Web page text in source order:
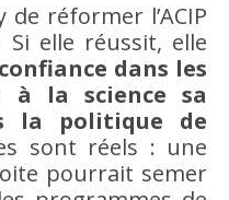
de réformer l’ACIP
elle réussit, elle
dans les
à la science sa
la politique de
sont réels : une
pourrait semer